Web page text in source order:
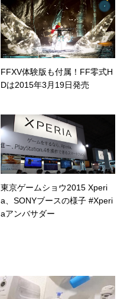
FFXV体験版も付属！FF零式H
Dは2015年3月19日発売
東京ゲームショウ2015 Xperi
a、SONYブースの様子 #Xperi
aアンバサダー